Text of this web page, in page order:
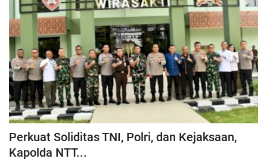
Perkuat Soliditas TNI, Polri, dan Kejaksaan,
Kapolda NTT...